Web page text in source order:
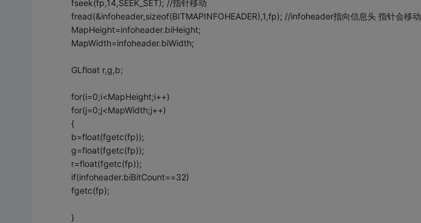
fseek(fp,14,SEEK_SET); //指针移动
fread(&infoheader,sizeof(BITMAPINFOHEADER),1,fp); //infoheader指向信息头 指针会移动
MapHeight=infoheader.biHeight;
MapWidth=infoheader.biWidth;
GLfloat r,g,b;
for(i=0;i<MapHeight;i++)
for(j=0;j<MapWidth;j++)
{
b=float(fgetc(fp));
g=float(fgetc(fp));
r=float(fgetc(fp));
if(infoheader.biBitCount==32)
fgetc(fp);
}